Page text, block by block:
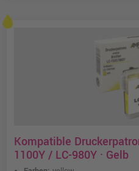
Kompatible
1100Y / LC-980Y · Gelb